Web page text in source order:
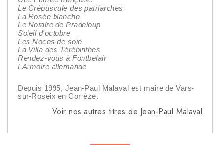
Le Crépuscule des patriarches
La Rosée blanche
Le Notaire de Pradeloup
Soleil d'octobre
Les Noces de soie
La Villa des Térébinthes
Rendez-vous à Fontbelair
LArmoire allemande
Depuis 1995, Jean-Paul Malaval est maire de Vars-
sur-Roseix en Corrèze.
Voir nos autres titres de Jean-Paul Malaval